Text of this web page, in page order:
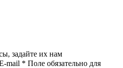
задайте их нам
mail * Поле обязательно для